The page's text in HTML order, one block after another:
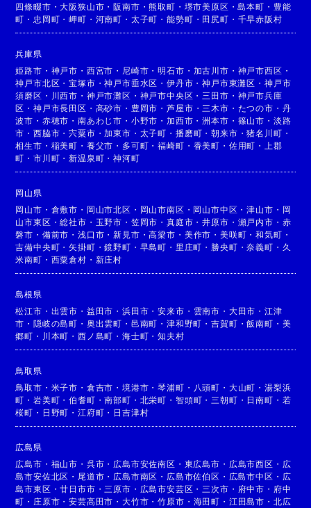
四條畷市 ・大阪狭山市 ・阪南市 ・熊取町 ・ 堺市美原区 ・島本町 ・ 豊能
町 ・ 忠岡町 ・岬町 ・ 河南町 ・ 太子町 ・能勢町 ・ 田尻町 ・ 千早赤阪村
兵庫県
姫路市 ・ 神戸市 ・ 西宮市 ・ 尼崎市 ・明石市 ・ 加古川市 ・ 神戸市西区 ・
神戸市北区 ・宝塚市 ・神戸市垂水区 ・伊丹市 ・神戸市東灘区 ・ 神戸市
須磨区 ・ 川西市 ・ 神戸市灘区 ・ 神戸市中央区 ・ 三田市 ・ 神戸市兵庫
区 ・神戸市長田区 ・ 高砂市 ・ 豊岡市 ・芦屋市 ・ 三木市 ・ たつの市 ・ 丹
波市 ・ 赤穂市 ・南あわじ市 ・ 小野市 ・加西市 ・洲本市 ・ 篠山市 ・ 淡路
市 ・西脇市 ・宍粟市 ・加東市 ・ 太子町 ・ 播磨町 ・朝来市 ・猪名川町 ・
相生市 ・ 稲美町 ・ 養父市 ・ 多可町 ・福崎町 ・ 香美町 ・ 佐用町 ・
上郡
町 ・市川町 ・新温泉町 ・神河町
岡山県
岡山市 ・ 倉敷市 ・ 岡山市北区 ・ 岡山市南区 ・ 岡山市中区 ・津山市 ・ 岡
山市東区 ・総社市 ・ 玉野市 ・ 笠岡市 ・真庭市 ・井原市 ・ 瀬戸内市 ・ 赤
磐市 ・ 備前市 ・浅口市 ・新見市 ・高梁市 ・ 美作市 ・ 美咲町 ・和気町 ・
吉備中央町 ・矢掛町 ・鏡野町 ・ 早島町 ・ 里庄町 ・ 勝央町 ・奈義町 ・ 久
米南町 ・ 西粟倉村 ・ 新庄村
島根県
松江市 ・ 出雲市 ・ 益田市 ・浜田市 ・安来市 ・ 雲南市 ・ 大田市 ・ 江津
市 ・隠岐の島町 ・ 奥出雲町 ・ 邑南町 ・津和野町 ・吉賀町 ・飯南町 ・ 美
郷町 ・ 川本町 ・西ノ島町 ・海士町 ・知夫村
鳥取県
鳥取市 ・ 米子市 ・ 倉吉市 ・境港市 ・琴浦町 ・ 八頭町 ・ 大山町 ・ 湯梨浜
町 ・岩美町 ・伯耆町 ・南部町 ・ 北栄町 ・ 智頭町 ・ 三朝町 ・ 日南町 ・ 若
桜町 ・ 日野町 ・江府町 ・ 日吉津村
広島県
広島市 ・ 福山市 ・ 呉市 ・ 広島市安佐南区 ・ 東広島市 ・ 広島市西区 ・ 広
島市安佐北区 ・ 尾道市 ・ 広島市南区 ・ 広島市佐伯区 ・ 広島市中区 ・ 広
島市東区 ・廿日市市 ・ 三原市 ・ 広島市安芸区 ・ 三次市 ・ 府中市 ・ 府中
町 ・ 庄原市 ・安芸高田市 ・大竹市 ・竹原市 ・ 海田町 ・ 江田島市 ・ 北広